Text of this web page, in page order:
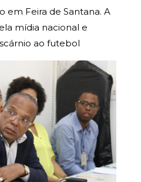
em Feira de Santana. A
mídia nacional e
ao futebol